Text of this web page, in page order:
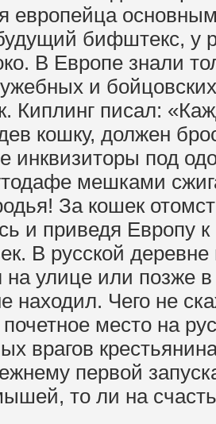
европейца
бифштекс, у
В Европе знали
и
Киплинг писал:
кошку, должен
инквизиторы под
мешками
За кошек
и приведя Европу
В русской
улице или позже в
находил. Чего не
место на
врагов
первой
то ли на